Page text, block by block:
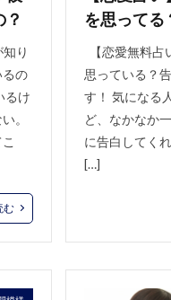
り
の
るけ
。
む
を思ってる
【恋愛無料
思っている？
す！ 気になる
ど、なかなか
に告白してく
[…]